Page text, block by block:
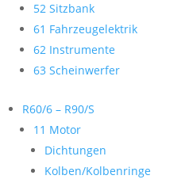
52 Sitzbank
61 Fahrzeugelektrik
62 Instrumente
63 Scheinwerfer
R60/6 – R90/S
11 Motor
Dichtungen
Kolben/Kolbenringe